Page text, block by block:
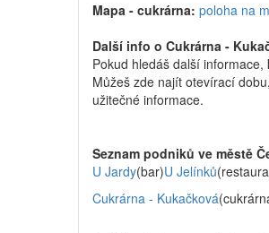
Mapa - cukrárna: poloha na
Další info o Cukrárna -
Pokud hledáš další
Můžeš zde najít otevírací
užitečné informace.
Seznam podniků ve městě
U Jardy(bar)U Jelínků
Cukrárna - Kukačková